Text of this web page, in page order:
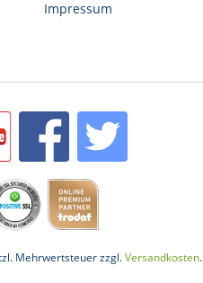
Impressum
Mehrwertsteuer zzgl.Versandkosten.